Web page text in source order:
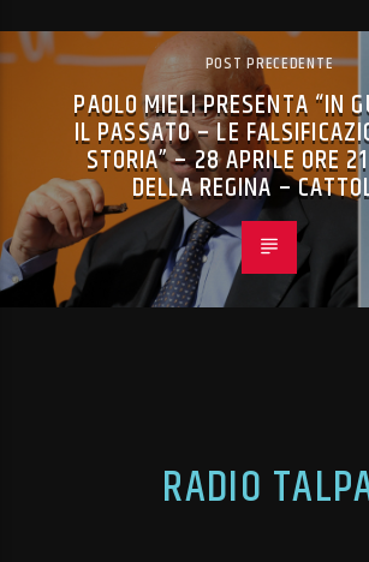
POST PRECEDENTE
PAOLO MIELI PRESENTA “IN
IL PASSATO – LE
STORIA” – 28 APRILE ORE
DELLA REGINA –
RADIO